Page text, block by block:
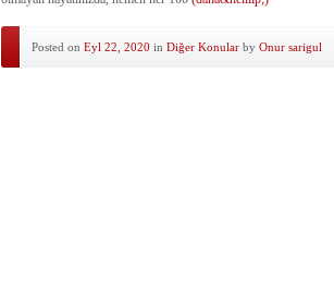
Posted on Eyl 22, 2020 in Diğer Konular by Onur sarigul